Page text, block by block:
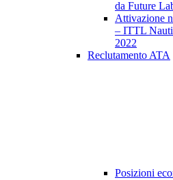
da Future
Attivazione
– ITTL
2022
Reclutamento ATA
Posizioni